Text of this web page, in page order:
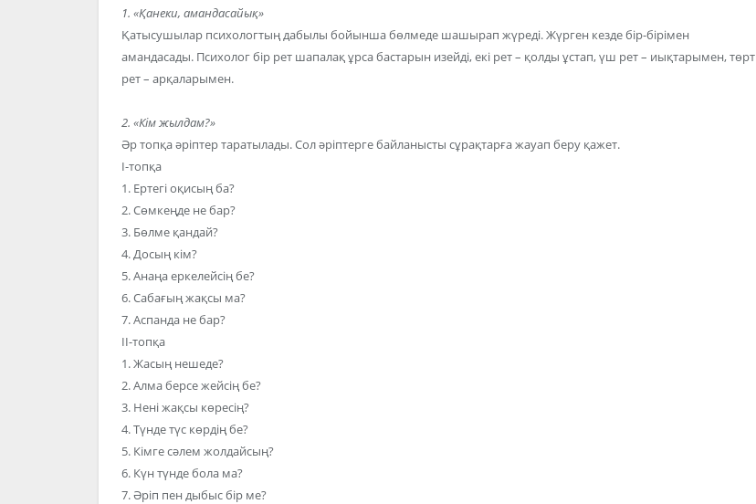
1. «Қанеки, амандасайық»
Қатысушылар психологтың дабылы бойынша бөлмеде шашырап жүреді. Жүрген кезде бір-бірімен
амандасады. Психолог бір рет шапалақ ұрса бастарын изейді, екі рет – қолды ұстап, үш рет – иықтарымен, төрт
рет – арқаларымен.
2. «Кім жылдам?»
Әр топқа әріптер таратылады. Сол әріптерге байланысты сұрақтарға жауап беру қажет.
І-топқа
1. Ертегі оқисың ба?
2. Сөмкеңде не бар?
3. Бөлме қандай?
4. Досың кім?
5. Анаңа еркелейсің бе?
6. Сабағың жақсы ма?
7. Аспанда не бар?
ІІ-топқа
1. Жасың нешеде?
2. Алма берсе жейсің бе?
3. Нені жақсы көресің?
4. Түнде түс көрдің бе?
5. Кімге сәлем жолдайсың?
6. Күн түнде бола ма?
7. Әріп пен дыбыс бір ме?